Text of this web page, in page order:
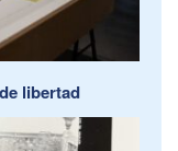
libertad